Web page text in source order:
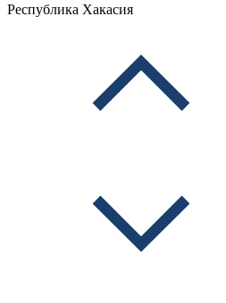
Республика Хакасия